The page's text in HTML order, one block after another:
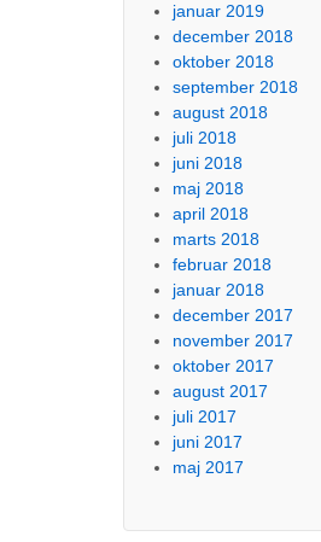
januar 2019
december 2018
oktober 2018
september 2018
august 2018
juli 2018
juni 2018
maj 2018
april 2018
marts 2018
februar 2018
januar 2018
december 2017
november 2017
oktober 2017
august 2017
juli 2017
juni 2017
maj 2017